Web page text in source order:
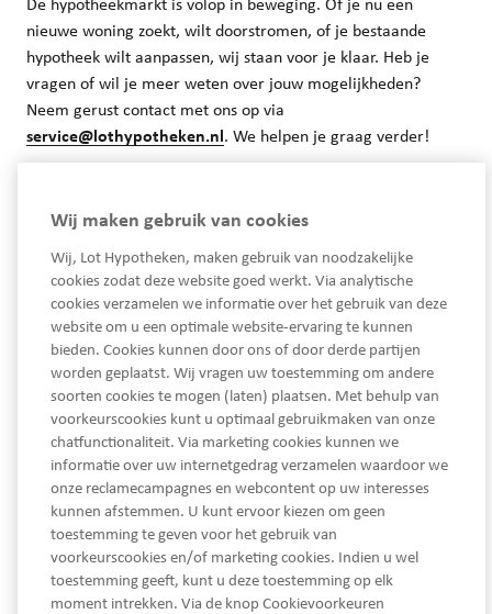
De hypotheekmarkt is volop in beweging. Of je nu een
nieuwe woning zoekt, wilt doorstromen, of je bestaande
hypotheek wilt aanpassen, wij staan voor je klaar. Heb je
vragen of wil je meer weten over jouw mogelijkheden?
Neem gerust contact met ons op via
service@lothypotheken.nl . We helpen je graag verder!
033 450 93 30
Ma - Vrij van 08.30 tot 17.30 uur
service@lothypotheken.nl
service@lothypotheken.nl
Snel naar
Wij maken gebruik van cookies
Wij, Lot Hypotheken, maken gebruik van noodzakelijke
cookies zodat deze website goed werkt. Via analytische
cookies verzamelen we informatie over het gebruik van deze
website om u een optimale website-ervaring te kunnen
bieden. Cookies kunnen door ons of door derde partijen
worden geplaatst. Wij vragen uw toestemming om andere
soorten cookies te mogen (laten) plaatsen. Met behulp van
voorkeurscookies kunt u optimaal gebruikmaken van onze
chatfunctionaliteit. Via marketing cookies kunnen we
informatie over uw internetgedrag verzamelen waardoor we
onze reclamecampagnes en webcontent op uw interesses
kunnen afstemmen. U kunt ervoor kiezen om geen
toestemming te geven voor het gebruik van
voorkeurscookies en/of marketing cookies. Indien u wel
toestemming geeft, kunt u deze toestemming op elk
moment intrekken. Via de knop Cookievoorkeuren